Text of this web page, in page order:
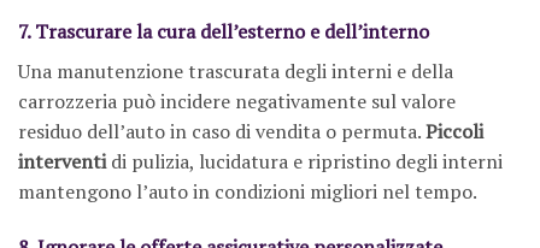
7. Trascurare la cura dell’esterno e dell’interno
Una manutenzione trascurata degli interni e della
carrozzeria può incidere negativamente sul valore
residuo dell’auto in caso di vendita o permuta.Piccoli
interventidi pulizia, lucidatura e ripristino degli interni
mantengono l’auto in condizioni migliori nel tempo.